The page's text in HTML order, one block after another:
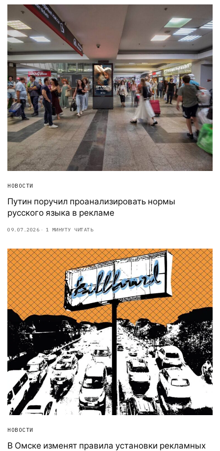
НОВОСТИ
Путин поручил проанализировать нормы
русского языка в рекламе
09.07.2026 1 МИНУТУ ЧИТАТЬ
НОВОСТИ
В Омске изменят правила установки рекламных